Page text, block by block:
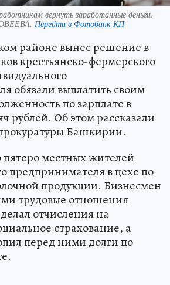
вернуть заработанные деньги.
Перейти в Фотобанк КП
районе вынес решение в
крестьянско-фермерского
обязали выплатить своим
по зарплате в
рублей. Об этом рассказали
Башкирии.
пятеро местных жителей
предпринимателя в цехе по
продукции. Бизнесмен
трудовые отношения
отчисления на
страхование, а
перед ними долги по